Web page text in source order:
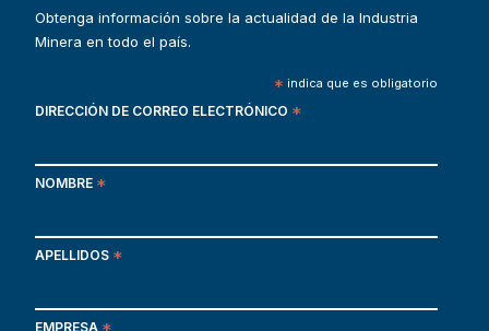
Obtenga información sobre la actualidad de la Industria
Minera en todo el país.
* indica que es obligatorio
DIRECCIÓN DE CORREO ELECTRÓNICO *
NOMBRE *
APELLIDOS *
EMPRESA